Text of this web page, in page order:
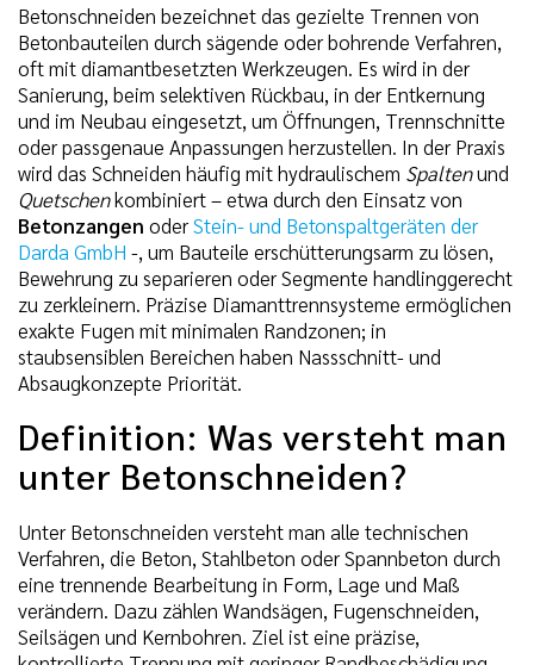
Betonschneiden bezeichnet das gezielte Trennen von
Betonbauteilen durch sägende oder bohrende Verfahren,
oft mit diamantbesetzten Werkzeugen. Es wird in der
Sanierung, beim selektiven Rückbau, in der Entkernung
und im Neubau eingesetzt, um Öffnungen, Trennschnitte
oder passgenaue Anpassungen herzustellen. In der Praxis
wird das Schneiden häufig mit hydraulischem Spaltenund
Quetschenkombiniert – etwa durch den Einsatz von
Betonzangen oderStein- und Betonspaltgeräten der
Darda GmbH -, um Bauteile erschütterungsarm zu lösen,
Bewehrung zu separieren oder Segmente handlinggerecht
zu zerkleinern. Präzise Diamanttrennsysteme ermöglichen
exakte Fugen mit minimalen Randzonen; in
staubsensiblen Bereichen haben Nassschnitt- und
Absaugkonzepte Priorität.
Definition: Was versteht man
unter Betonschneiden?
Unter Betonschneiden versteht man alle technischen
Verfahren, die Beton, Stahlbeton oder Spannbeton durch
eine trennende Bearbeitung in Form, Lage und Maß
verändern. Dazu zählen Wandsägen, Fugenschneiden,
Seilsägen und Kernbohren. Ziel ist eine präzise,